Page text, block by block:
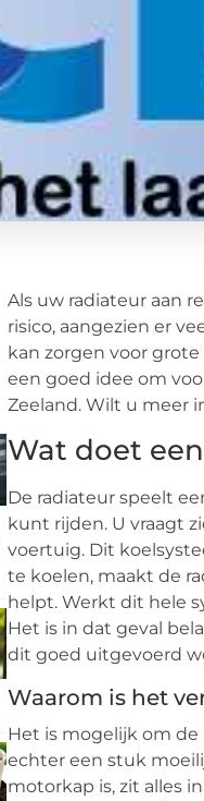
Als uw radiateur aan
risico, aangezien er
kan zorgen voor
een goed idee om
Zeeland. Wilt u meer
Wat doet
De radiateur speelt
kunt rijden. U vraagt
voertuig. Dit
te koelen, maakt de
helpt. Werkt dit hele
Het is in dat geval
dit goed uitgevoerd
Waarom is het
Het is mogelijk om de
echter een stuk
motorkap is, zit alles